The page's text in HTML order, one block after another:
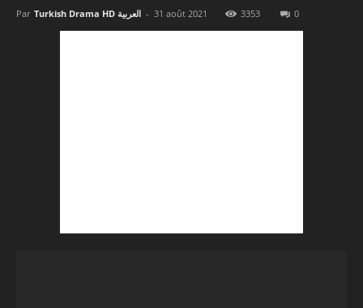
Par Turkish Drama HD العربية - 31 août 2021 3353 0